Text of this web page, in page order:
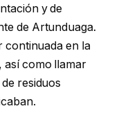
y de
de Artunduaga.
continuada en la
así como llamar
residuos